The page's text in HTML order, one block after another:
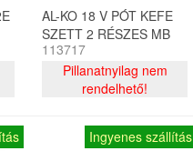
AL-KO 18 V PÓT KEFE
SZETT 2 RÉSZES MB
2010
113717
Pillanatnyilag nem
rendelhető!
Ingyenes szállítás